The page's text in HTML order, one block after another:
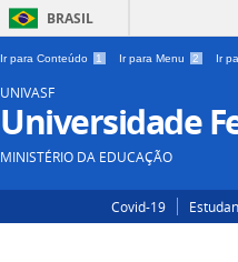
BRASIL
Ir para Conteúdo 1 Ir para Menu 2 Ir
UNIVASF
Universidade
MINISTÉRIO DA EDUCAÇÃO
Covid-19